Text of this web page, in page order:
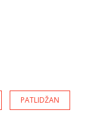
PATLIDŽAN